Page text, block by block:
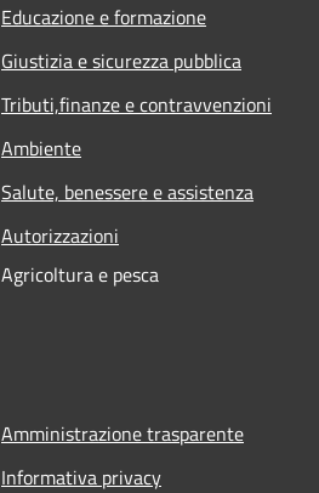
Educazione e formazione
Giustizia e sicurezza pubblica
Tributi,finanze e contravvenzioni
Ambiente
Salute, benessere e assistenza
Autorizzazioni
Agricoltura e pesca
Amministrazione trasparente
Informativa privacy